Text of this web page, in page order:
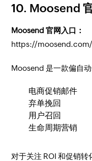
10. Moosend
Moosend 官网入口：
https://moosend.com/
Moosend 是一款偏自
电商促销邮件
弃单挽回
用户召回
生命周期营销
对于关注 ROI 和促销转